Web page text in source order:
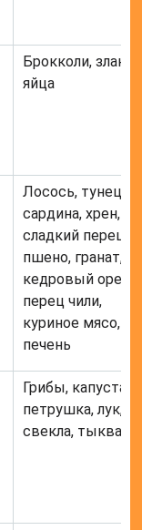
Брокколи, злаки,
яйца
Лосось, тунец,
сардина, хрен,
сладкий перец,
пшено, гранат,
кедровый орех,
перец чили,
куриное мясо,
печень
Грибы, капуста,
петрушка, лук,
свекла, тыква